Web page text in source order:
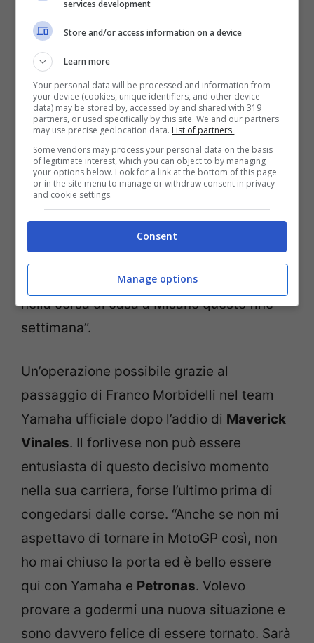
prossimo anno una moto factory. “Siamo
assolutamente entusiasti della decisione
collettiva tra Yamaha e Petronas di
accogliere Andrea Dovizioso da questa
gara in poi fino alla fine dell’anno – ha
dettoRazlan Razali-. Chiaramente è un
pilota estremamente talentuoso e molto
apprezzato, e siamo entusiasti di rivederlo
nel paddock della MotoGP dopo il suo
anno sabbatico e indossando i nostri
colori. Siamo felici della formazione di Dovi
al fianco di Valentino e di avere due eroi
nella corsa di casa a Misano questo fine
settimana”.
Un’operazione possibile grazie al
passaggio di Franco Morbidelli nel team
Yamaha ufficiale dopo l’addio di Maverick
Vinales. Il forlivese non può essere
entusiasta di questo decisivo momento
nella sua carriera, forse l’ultimo prima di
congedarsi dalle corse. “Anche se non mi
aspettavo di tornare in MotoGP così, non
ho mai chiuso la porta ed è bello essere
qui con Yamaha e Petronas. Volevo
provare a godermi una nuova situazione e
sono davvero felice di essere tornato. Sarà
services development
Store and/or access information on a device
Learn more
Your personal data will be processed and information from
your device (cookies, unique identifiers, and other device
data) may be stored by, accessed by and shared with 319
partners, or used specifically by this site. We and our partners
may use precise geolocation data. List of partners.
Some vendors may process your personal data on the basis
of legitimate interest, which you can object to by managing
your options below. Look for a link at the bottom of this page
or in the site menu to manage or withdraw consent in privacy
and cookie settings.
Consent
Manage options